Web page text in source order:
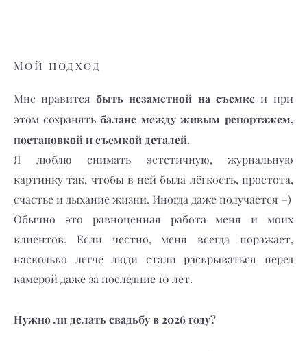
Мой подход
Мне нравится быть незаметной на съемке и при
этом сохранять баланс между живым репортажем,
постановкой и съемкой деталей.
Я люблю снимать эстетичную, журнальную
картинку так, чтобы в ней была лёгкость, простота,
счастье и дыхание жизни. Иногда даже получается =)
Обычно это равноценная работа меня и моих
клиентов. Если честно, меня всегда поражает,
насколько легче люди стали раскрываться перед
камерой даже за последние 10 лет.
Нужно ли делать свадьбу в 2026 году?